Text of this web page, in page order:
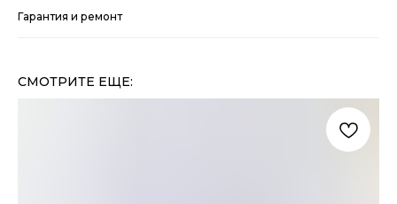
Гарантия и ремонт
СМОТРИТЕ ЕЩЕ: